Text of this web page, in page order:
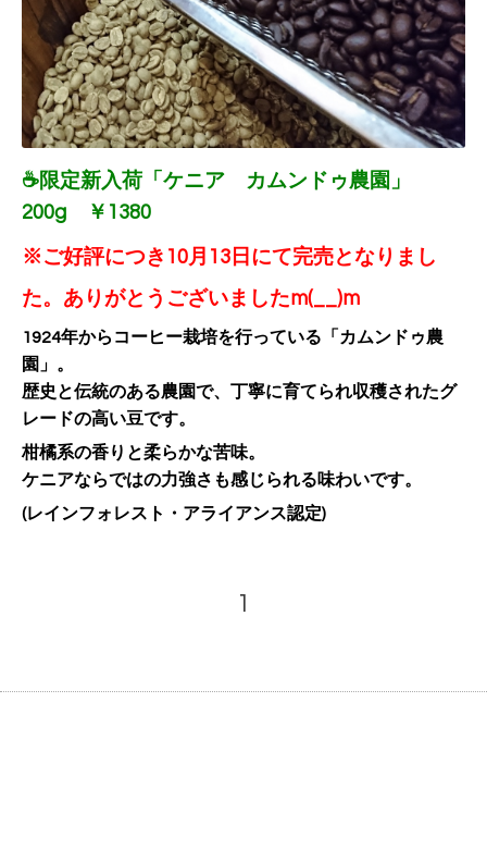
☕限定新入荷「ケニア カムンドゥ農園」
200g ￥1380
※ご好評につき10月13日にて完売となりまし
た。 ありがとうございましたm(__)m
1924年からコーヒー栽培を行っている「カムンドゥ農
園」。
歴史と伝統のある農園で、丁寧に育てられ収穫されたグ
レードの高い豆です。
柑橘系の香りと柔らかな苦味。
ケニアならではの力強さも感じられる味わいです。
(レインフォレスト・アライアンス認定)
1